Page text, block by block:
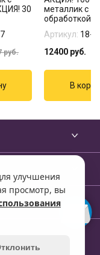
улучшения
просмотр, вы
30
руб.
металлик с
обработкой
Артикул: 18-
12400 руб.